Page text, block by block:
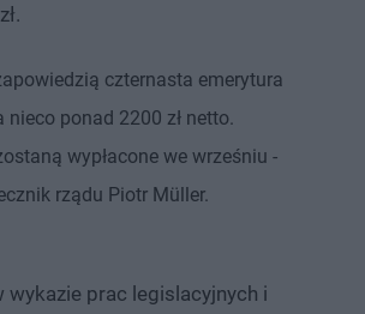
czternasta emerytura
nieco ponad 2200 zł netto.
wypłacone we wrześniu -
rządu Piotr Müller.
wykazie prac legislacyjnych i